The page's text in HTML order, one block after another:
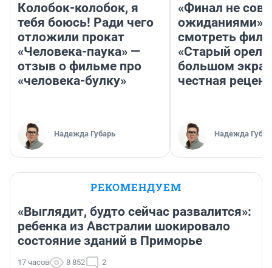
Колобок-колобок, я
тебя боюсь! Ради чего
отложили прокат
«Человека-паука» —
отзыв о фильме про
«человека-булку»
Надежда Губарь
«Финал не
ожиданиями»:
смотреть
«Старый орел»
большом
честная
Надежда
РЕКОМЕНДУЕМ
«Выглядит, будто сейчас развалится»:
ребенка из Австралии шокировало
состояние зданий в Приморье
17 часов 8 852 2